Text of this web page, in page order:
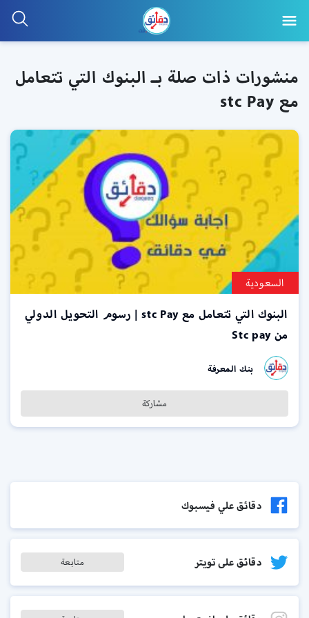
منشورات ذات صلة بـ البنوك التي تتعامل
مع stc Pay
السعودية
البنوك التي تتعامل مع stc Pay | رسوم التحويل الدولي
من Stc pay
بنك المعرفة
مشاركة
دقائق علي فيسبوك
دقائق على تويتر متابعة